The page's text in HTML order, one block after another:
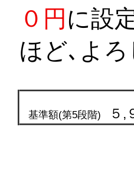
０円 に設
ほど､よ
基準額(第5段階) ５,